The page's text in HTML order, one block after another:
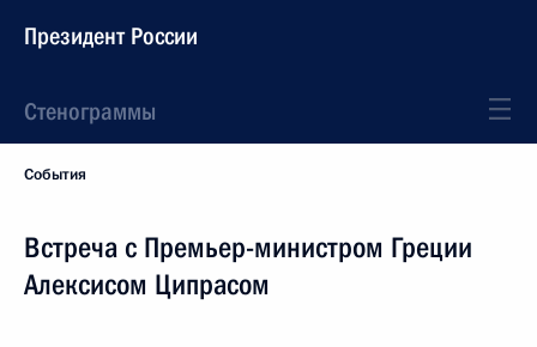
Президент России
Стенограммы
События
Встреча с Премьер-министром Греции
Алексисом Ципрасом